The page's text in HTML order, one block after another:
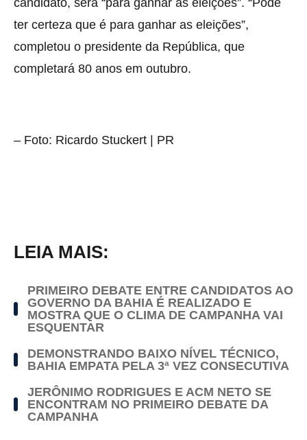
candidato, será “para ganhar as eleições”. “Pode
ter certeza que é para ganhar as eleições”,
completou o presidente da República, que
completará 80 anos em outubro.
– Foto: Ricardo Stuckert | PR
LEIA MAIS:
PRIMEIRO DEBATE ENTRE CANDIDATOS AO
GOVERNO DA BAHIA É REALIZADO E
MOSTRA QUE O CLIMA DE CAMPANHA VAI
ESQUENTAR
DEMONSTRANDO BAIXO NÍVEL TÉCNICO,
BAHIA EMPATA PELA 3ª VEZ CONSECUTIVA
JERÔNIMO RODRIGUES E ACM NETO SE
ENCONTRAM NO PRIMEIRO DEBATE DA
CAMPANHA